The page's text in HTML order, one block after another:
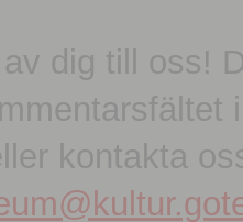
dig till oss!
kontakta